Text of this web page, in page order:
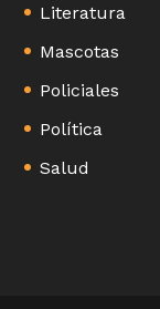
Literatura
Mascotas
Policiales
Política
Salud